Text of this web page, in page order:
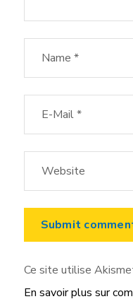
Ce site utilise
En savoir plus sur